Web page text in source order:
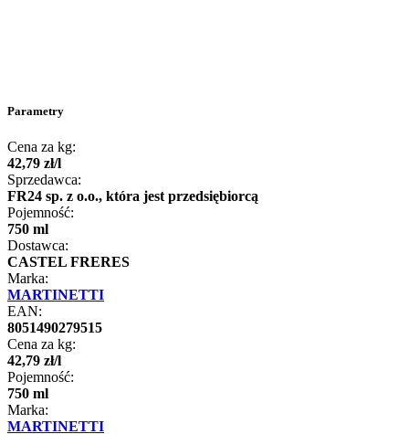
Parametry
Cena za kg:
42,79 zł/l
Sprzedawca:
FR24 sp. z o.o., która jest przedsiębiorcą
Pojemność:
750 ml
Dostawca:
CASTEL FRERES
Marka:
MARTINETTI
EAN:
8051490279515
Cena za kg:
42,79 zł/l
Pojemność:
750 ml
Marka:
MARTINETTI